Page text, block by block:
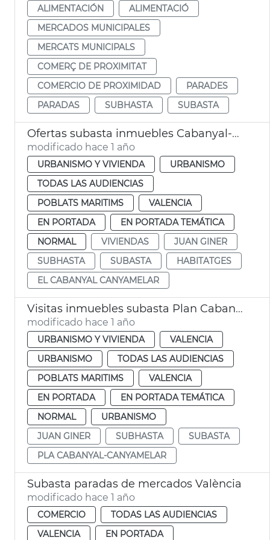
ALIMENTACIÓN
ALIMENTACIÓ
MERCADOS MUNICIPALES
MERCATS MUNICIPALS
COMERÇ DE PROXIMITAT
COMERCIO DE PROXIMIDAD
PARADES
PARADAS
SUBHASTA SUBASTA
Ofertas subasta inmuebles Cabanyal-Canyamelar València
modificado hace 1 año
URBANISMO Y VIVIENDA
URBANISMO
TODAS LAS AUDIENCIAS
POBLATS MARITIMS
VALENCIA
EN PORTADA
EN PORTADA TEMÁTICA
NORMAL
VIVIENDAS
JUAN GINER
SUBHASTA
SUBASTA
HABITATGES
EL CABANYAL CANYAMELAR
Visitas inmuebles subasta Plan Cabanyal. València
modificado hace 1 año
URBANISMO Y VIVIENDA
VALENCIA
URBANISMO
TODAS LAS AUDIENCIAS
POBLATS MARITIMS
VALENCIA
EN PORTADA
EN PORTADA TEMÁTICA
NORMAL
URBANISMO
JUAN GINER
SUBHASTA
SUBASTA
PLA CABANYAL-CANYAMELAR
Subasta paradas de mercados València
modificado hace 1 año
COMERCIO
TODAS LAS AUDIENCIAS
VALENCIA
EN PORTADA